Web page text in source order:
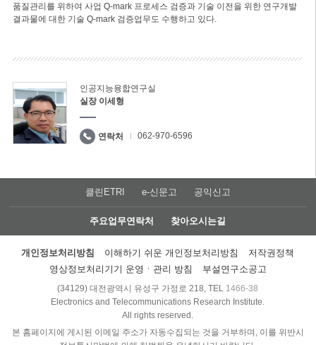
품질관리를 위하여 사업 Q-mark 프로세스 검증과 기술 이전을 위한 연구개발
결과물에 대한 기술 Q-mark 검증업무도 수행하고 있다.
인공지능융합연구실
실장 이세형
연락처 062-970-6596
클린ETRI e-신문고 공익신고
주요업무연락처 찾아오시는길
개인정보처리방침 이해하기 쉬운 개인정보처리방침
저작권정책
영상정보처리기기 운영ㆍ관리 방침
부설연구소공고
(34129) 대전광역시 유성구 가정로 218, TEL 1466-38
Electronics and Telecommunications Research Institute.
All rights reserved.
본 홈페이지에 게시된 이메일 주소가 자동수집되는 것을 거부하며, 이를 위반시